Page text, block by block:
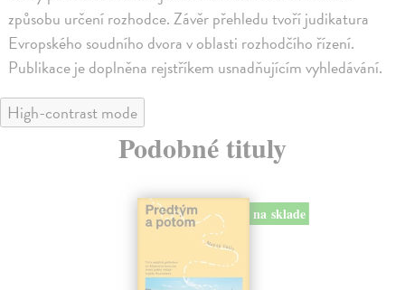
způsobu určení rozhodce. Závěr přehledu tvoří judikatura
Evropského soudního dvora v oblasti rozhodčího řízení.
Publikace je doplněna rejstříkem usnadňujícím vyhledávání.
High-contrast mode
Podobné tituly